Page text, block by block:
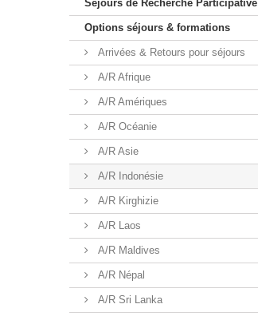
Séjours de Recherche Participative
Options séjours & formations
Arrivées & Retours pour séjours
A/R Afrique
A/R Amériques
A/R Océanie
A/R Asie
A/R Indonésie
A/R Kirghizie
A/R Laos
A/R Maldives
A/R Népal
A/R Sri Lanka